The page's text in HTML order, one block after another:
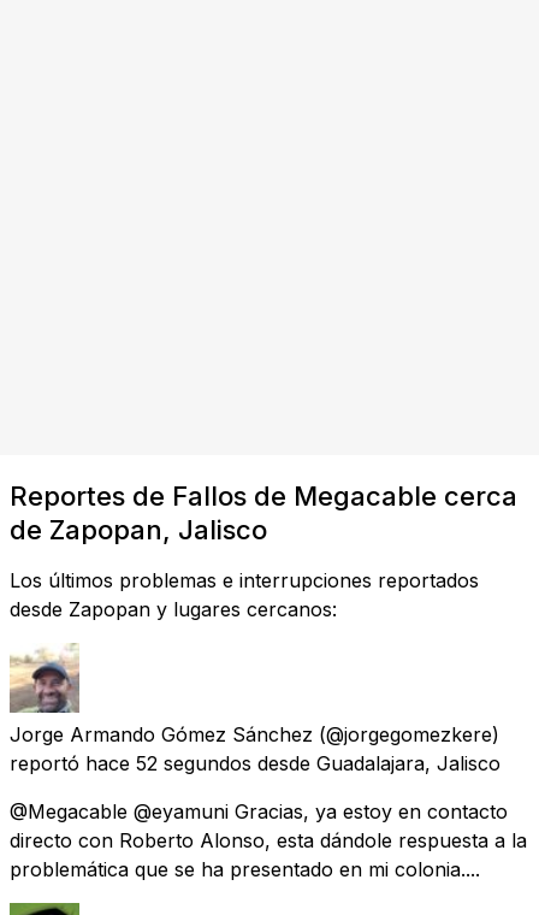
Reportes de Fallos de Megacable cerca
de Zapopan, Jalisco
Los últimos problemas e interrupciones reportados
desde Zapopan y lugares cercanos:
Jorge Armando Gómez Sánchez (@jorgegomezkere)
reportó hace 52 segundos desde Guadalajara, Jalisco
@Megacable @eyamuni Gracias, ya estoy en contacto
directo con Roberto Alonso, esta dándole respuesta a la
problemática que se ha presentado en mi colonia....